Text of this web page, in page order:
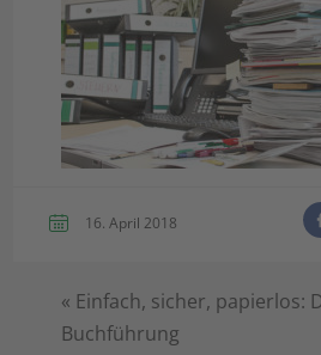
16. April 2018
« Einfach, sicher, papierlos:
Buchführung